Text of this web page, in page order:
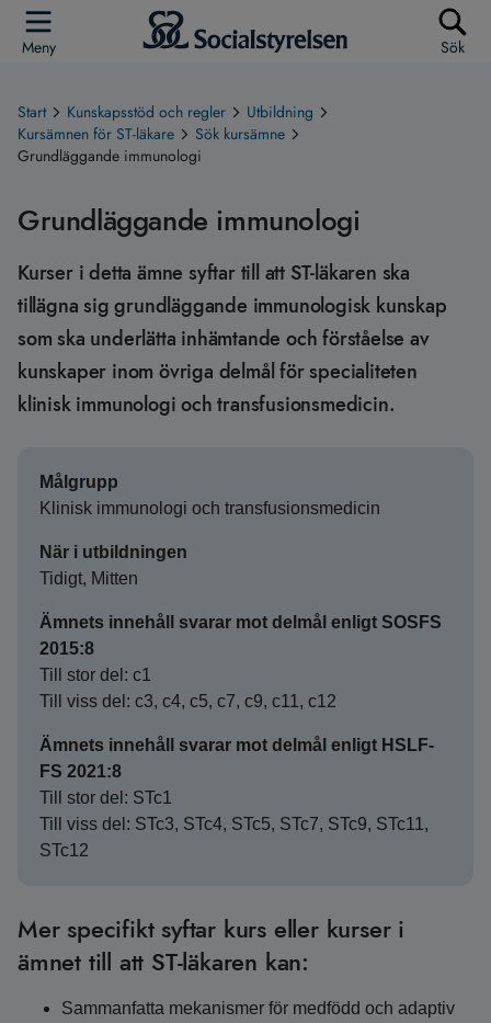
Meny Sök
Start Kunskapsstöd och regler
Utbildning
Kursämnen för ST-läkare
Sök kursämne
Grundläggande immunologi
Grundläggande immunologi
Kurser i detta ämne syftar till att ST-läkaren ska
tillägna sig grundläggande immunologisk kunskap
som ska underlätta inhämtande och förståelse av
kunskaper inom övriga delmål för specialiteten
klinisk immunologi och transfusionsmedicin.
Målgrupp
Klinisk immunologi och transfusionsmedicin
När i utbildningen
Tidigt, Mitten
Ämnets innehåll svarar mot delmål enligt SOSFS
2015:8
Till stor del: c1
Till viss del: c3, c4, c5, c7, c9, c11, c12
Ämnets innehåll svarar mot delmål enligt HSLF-
FS 2021:8
Till stor del: STc1
Till viss del: STc3, STc4, STc5, STc7, STc9, STc11,
STc12
Mer specifikt syftar kurs eller kurser i
ämnet till att ST-läkaren kan:
Sammanfatta mekanismer för medfödd och adaptiv